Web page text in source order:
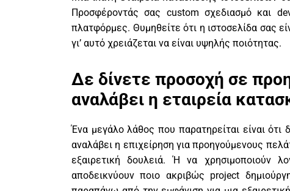
Προσφέροντάς σας custom σχεδιασμό και
πλατφόρμες. Θυμηθείτε ότι η ιστοσελίδα σας
γι’ αυτό χρειάζεται να είναι υψηλής ποιότητας.
Δε δίνετε προσοχή σε
αναλάβει η εταιρεία
Ένα μεγάλο λάθος που παρατηρείται είναι ότι
αναλάβει η επιχείρηση για προηγούμενους
εξαιρετική δουλειά. Ή να χρησιμοποιούν
αποδεικνύουν ποιο ακριβώς project